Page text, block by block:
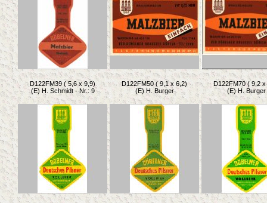
D122FM39 ( 5,6 x 9,9)
(E) H. Schmidt - Nr.: 9
D122FM50 ( 9,1 x 6,2)
(E) H. Burger
D122FM70 ( 9,2 x
(E) H. Burger